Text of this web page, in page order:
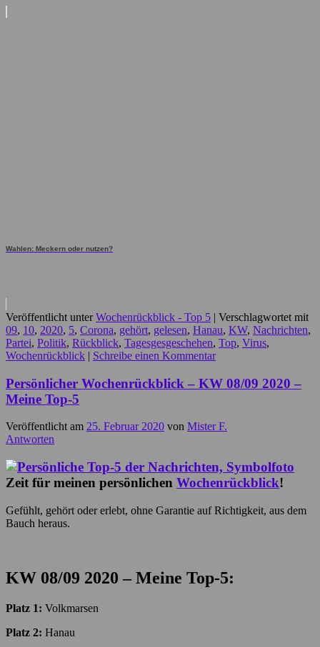
Wahlen: Meckern oder nutzen?
Veröffentlicht unter Wochenrückblick - Top 5 | Verschlagwortet mit
09, 10, 2020, 5, Corona, gehört, gelesen, Hanau, KW, Nachrichten,
Partei, Politik, Rückblick, Tagesgesgeschehen, Top, Virus,
Wochenrückblick | Schreibe einen Kommentar
Persönlicher Wochenrückblick – KW 08/09 2020 –
Meine Top-5
Veröffentlicht am 25. Februar 2020 von Mister F.
Antworten
Zeit für meinen persönlichen Wochenrückblick!
Gefühlt, gehört oder erlebt, ohne Garantie auf Richtigkeit, aus dem
Bauch heraus.
KW 08/09 2020 – Meine Top-5:
Platz 1: Volkmarsen
Platz 2: Hanau